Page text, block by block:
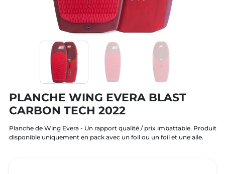
PLANCHE WING EVERA BLAST
CARBON TECH 2022
Planche de Wing Evera - Un rapport qualité / prix imbattable. Produit
disponible uniquement en pack avec un foil ou un foil et une aile.